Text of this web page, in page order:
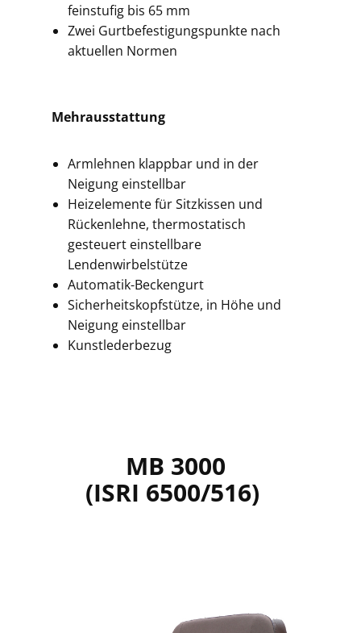
feinstufig bis 65 mm
Zwei Gurtbefestigungspunkte nach
aktuellen Normen
Mehrausstattung
Armlehnen klappbar und in der
Neigung einstellbar
Heizelemente für Sitzkissen und
Rückenlehne, thermostatisch
gesteuert einstellbare
Lendenwirbelstütze
Automatik-Beckengurt
Sicherheitskopfstütze, in Höhe und
Neigung einstellbar
Kunstlederbezug
MB 3000
(ISRI 6500/516)